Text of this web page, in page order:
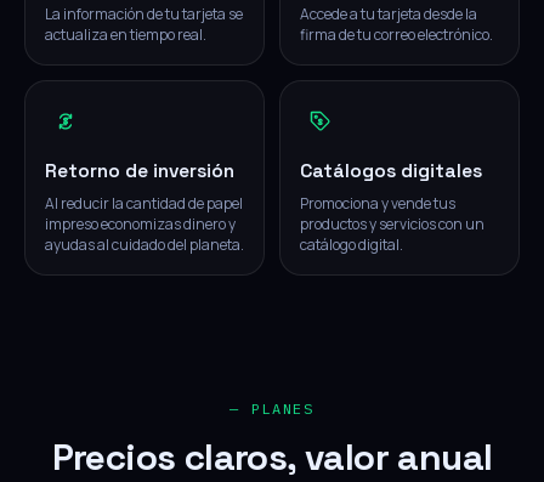
La información de tu tarjeta se
actualiza en tiempo real.
Accede a tu tarjeta desde la
firma de tu correo electrónico.
Retorno de inversión
Al reducir la cantidad de papel
impreso economizas dinero y
ayudas al cuidado del planeta.
Catálogos digitales
Promociona y vende tus
productos y servicios con un
catálogo digital.
— PLANES
Precios claros, valor anual